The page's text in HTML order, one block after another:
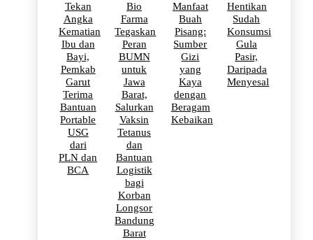
Tekan
Angka
Kematian
Ibu dan
Bayi,
Pemkab
Garut
Terima
Bantuan
Portable
USG
dari
PLN dan
BCA
Bio
Farma
Tegaskan
Peran
BUMN
untuk
Jawa
Barat,
Salurkan
Vaksin
Tetanus
dan
Bantuan
Logistik
bagi
Korban
Longsor
Bandung
Barat
Manfaat
Buah
Pisang:
Sumber
Gizi
yang
Kaya
dengan
Beragam
Kebaikan
Hentikan
Sudah
Konsumsi
Gula
Pasir,
Daripada
Menyesal